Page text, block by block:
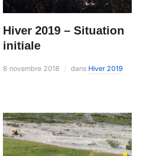
Hiver 2019 – Situation
initiale
8 novembre 2018 dans Hiver 2019